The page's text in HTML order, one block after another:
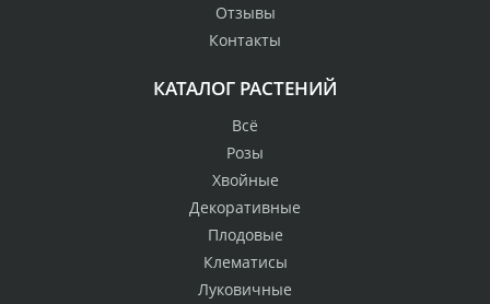
Отзывы
Контакты
КАТАЛОГ РАСТЕНИЙ
Всё
Розы
Хвойные
Декоративные
Плодовые
Клематисы
Луковичные